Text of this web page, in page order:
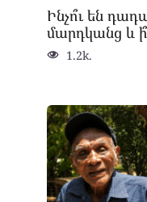
Ինչո՞ւ են
մարդկանց և
1.2k.